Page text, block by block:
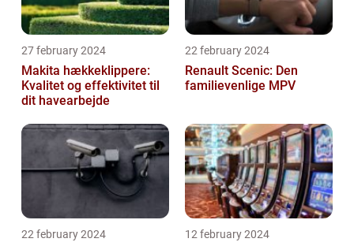
27 february 2024
Makita hækkeklippere:
Kvalitet og effektivitet til
dit havearbejde
22 february 2024
Renault Scenic: Den
familievenlige MPV
22 february 2024 12 february 2024